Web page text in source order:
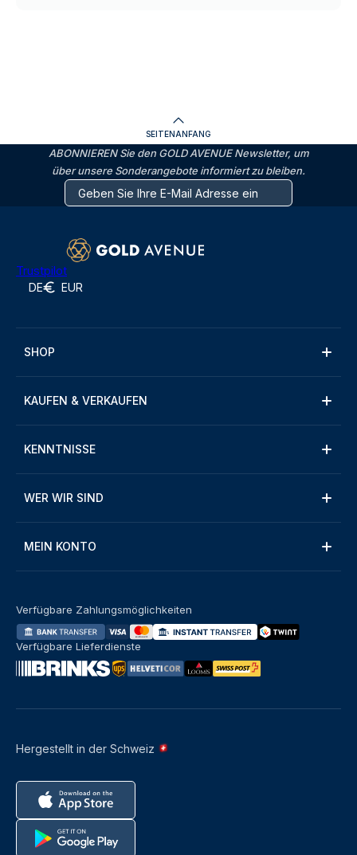
SEITENANFANG
ABONNIEREN Sie den GOLD AVENUE Newsletter, um
über unsere Sonderangebote informiert zu bleiben.
Trustpilot
DE EUR
SHOP
KAUFEN & VERKAUFEN
KENNTNISSE
WER WIR SIND
MEIN KONTO
Hergestellt in der Schweiz
Verfügbare Zahlungsmöglichkeiten
Verfügbare Lieferdienste